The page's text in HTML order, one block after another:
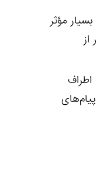
مؤثر